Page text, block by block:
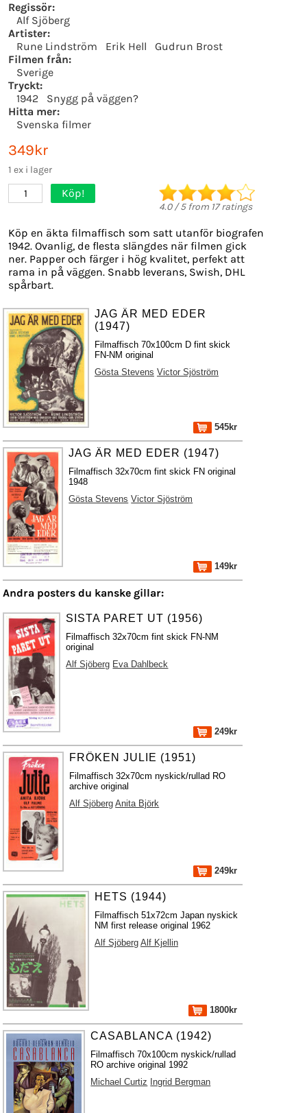
Regissör:
Alf Sjöberg
Artister:
Rune Lindström
Erik Hell
Gudrun Brost
Filmen från:
Sverige
Tryckt:
1942
Snygg på väggen?
Hitta mer:
Svenska filmer
349kr
1 ex i lager
1 Köp!
4.0/5from 17ratings
Köp en äkta filmaffisch som satt utanför biografen
1942. Ovanlig, de flesta slängdes när filmen gick
ner. Papper och färger i hög kvalitet, perfekt att
rama in på väggen. Snabb leverans, Swish, DHL
spårbart.
JAG ÄR MED EDER
(1947)
Filmaffisch 70x100cm D fint skick
FN-NM original
Gösta Stevens Victor Sjöström
545kr
JAG ÄR MED EDER (1947)
Filmaffisch 32x70cm fint skick FN original
1948
Gösta Stevens Victor Sjöström
149kr
Andra posters du kanske gillar:
SISTA PARET UT (1956)
Filmaffisch 32x70cm fint skick FN-NM
original
Alf Sjöberg Eva Dahlbeck
249kr
FRÖKEN JULIE (1951)
Filmaffisch 32x70cm nyskick/rullad RO
archive original
Alf Sjöberg Anita Björk
249kr
HETS (1944)
Filmaffisch 51x72cm Japan nyskick
NM first release original 1962
Alf Sjöberg Alf Kjellin
1800kr
CASABLANCA (1942)
Filmaffisch 70x100cm nyskick/rullad
RO archive original 1992
Michael Curtiz Ingrid Bergman